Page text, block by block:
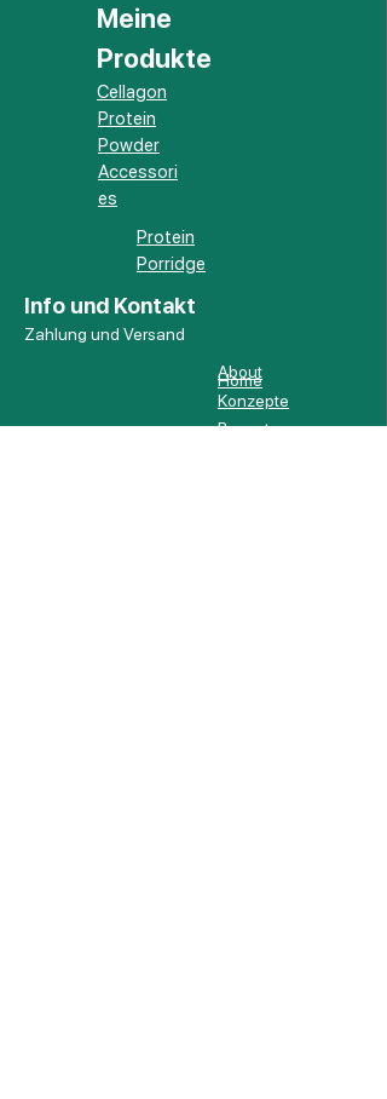
Meine
Produkte
Cellagon
Protein
Powder
Accessori
es
Protein
Porridge
Info und Kontakt
Zahlung und Versand
Home
About
Konzepte
Bewertungen